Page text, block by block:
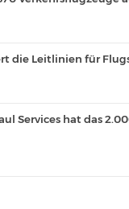
die Leitlinien für
Services hat das